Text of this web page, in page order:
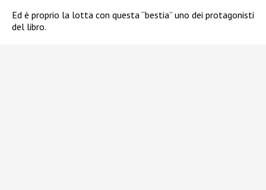
Ed è proprio la lotta con questa “bestia” uno dei protagonisti
del libro.